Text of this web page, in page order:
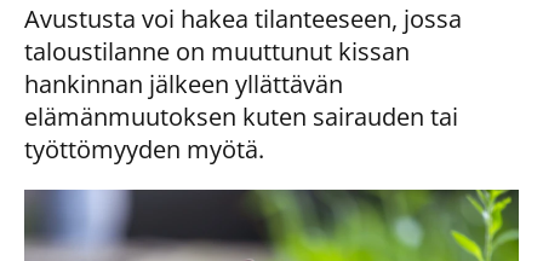
Avustusta voi hakea tilanteeseen, jossa
taloustilanne on muuttunut kissan
hankinnan jälkeen yllättävän
elämänmuutoksen kuten sairauden tai
työttömyyden myötä.